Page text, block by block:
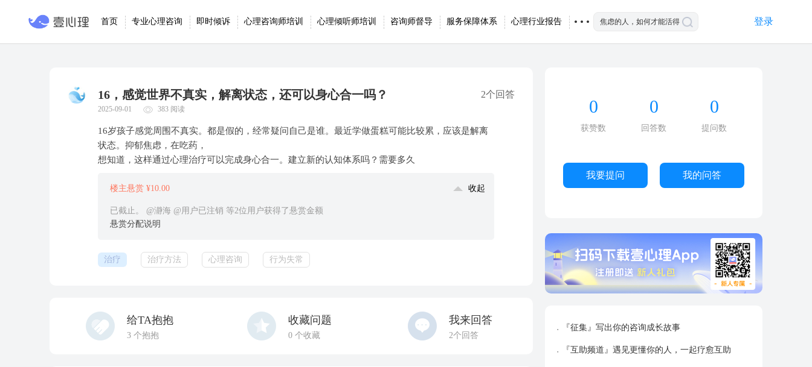
首页 专业心理咨询 即时倾诉 心理咨询师培训 心理倾听师培训 咨询师督导 服务保障体系 心理行业报告 登录
16，感觉世界不真实，解离状态，还可以身心合一吗？ 2个回答
2025-09-01 383 阅读
16岁孩子感觉周围不真实。都是假的，经常疑问自己是谁。最近学做蛋糕可能比较累，应该是解离
状态。抑郁焦虑，在吃药，
想知道，这样通过心理治疗可以完成身心合一。建立新的认知体系吗？需要多久
楼主悬赏 ¥10.00 收起
已截止。 @瀞海 @用户已注销 等2位用户获得了悬赏金额
悬赏分配说明
治疗 治疗方法 心理咨询 行为失常
给TA抱抱
3 个抱抱
收藏问题
0个收藏
我来回答
2个回答
0
获赞数
0
回答数
0
提问数
我要提问 我的问答
『征集』写出你的咨询成长故事
『互助频道』遇见更懂你的人，一起疗愈互助